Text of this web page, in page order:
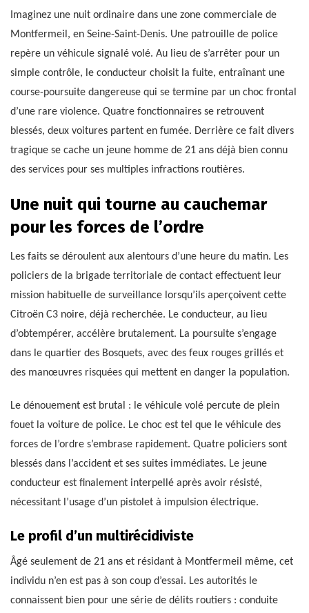
Imaginez une nuit ordinaire dans une zone commerciale de
Montfermeil, en Seine-Saint-Denis. Une patrouille de police
repère un véhicule signalé volé. Au lieu de s’arrêter pour un
simple contrôle, le conducteur choisit la fuite, entraînant une
course-poursuite dangereuse qui se termine par un choc frontal
d’une rare violence. Quatre fonctionnaires se retrouvent
blessés, deux voitures partent en fumée. Derrière ce fait divers
tragique se cache un jeune homme de 21 ans déjà bien connu
des services pour ses multiples infractions routières.
Une nuit qui tourne au cauchemar
pour les forces de l’ordre
Les faits se déroulent aux alentours d’une heure du matin. Les
policiers de la brigade territoriale de contact effectuent leur
mission habituelle de surveillance lorsqu’ils aperçoivent cette
Citroën C3 noire, déjà recherchée. Le conducteur, au lieu
d’obtempérer, accélère brutalement. La poursuite s’engage
dans le quartier des Bosquets, avec des feux rouges grillés et
des manœuvres risquées qui mettent en danger la population.
Le dénouement est brutal : le véhicule volé percute de plein
fouet la voiture de police. Le choc est tel que le véhicule des
forces de l’ordre s’embrase rapidement. Quatre policiers sont
blessés dans l’accident et ses suites immédiates. Le jeune
conducteur est finalement interpellé après avoir résisté,
nécessitant l’usage d’un pistolet à impulsion électrique.
Le profil d’un multirécidiviste
Âgé seulement de 21 ans et résidant à Montfermeil même, cet
individu n’en est pas à son coup d’essai. Les autorités le
connaissent bien pour une série de délits routiers : conduite